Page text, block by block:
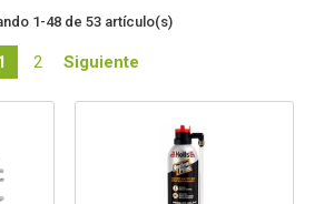
1-48 de 53 artículo(s)
2 Siguiente